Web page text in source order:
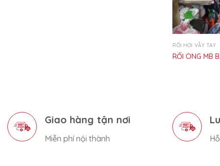
RỐI HƠI VẪY TAY
RỐI ONG MB
Giao hàng tận nơi
Miễn phí nội thành